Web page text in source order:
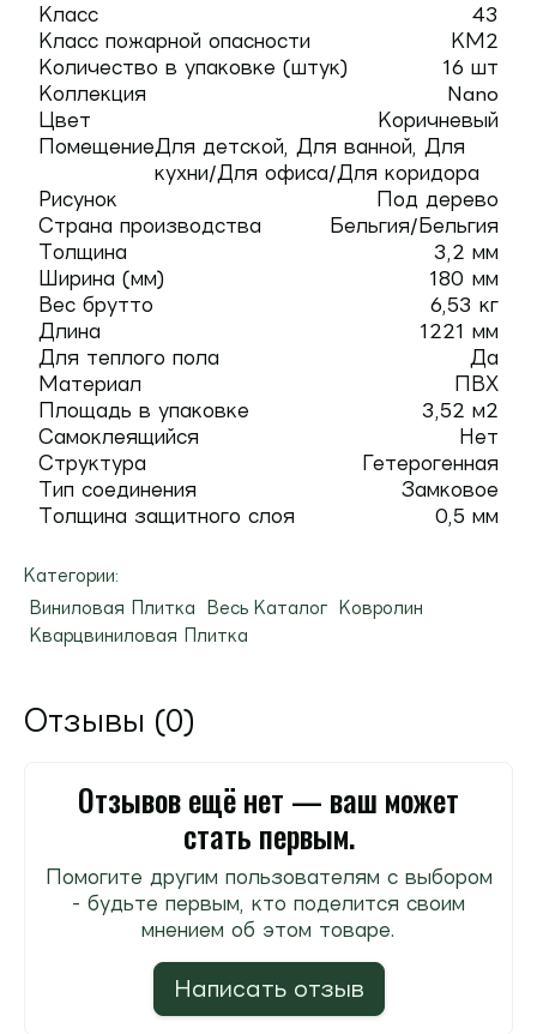
Класс
43
Класс пожарной опасности
КМ2
Количество в упаковке (штук)
16 шт
Коллекция
Nano
Цвет
Коричневый
ПомещениеДля детской, Для ванной, Для
кухни/Для офиса/Для коридора
Рисунок
Под дерево
Страна производства
Бельгия/Бельгия
Толщина
3,2 мм
Ширина (мм)
180 мм
Вес брутто
6,53 кг
Длина
1221 мм
Для теплого пола
Да
Материал
ПВХ
Площадь в упаковке
3,52 м2
Самоклеящийся
Нет
Структура
Гетерогенная
Тип соединения
Замковое
Толщина защитного слоя
0,5 мм
Категории:
Виниловая Плитка
Весь Каталог
Ковролин
Кварцвиниловая Плитка
Отзывы (0)
Отзывов ещё нет — ваш может
стать первым.
Помогите другим пользователям с выбором
- будьте первым, кто поделится своим
мнением об этом товаре.
Написать отзыв